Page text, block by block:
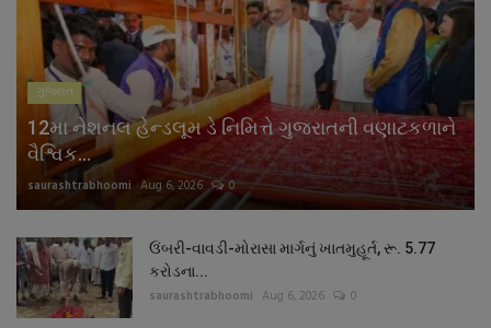
નાણાંકીય સમાચાર
સ્થાનિક સમાચાર
સ્પોર્ટ્સ
રાશિફળ
ગુનાખોરી
બોલિવૂડ
ગુજરાત
12મા નેશનલ હેન્ડલૂમ ડે નિમિત્તે ગુજરાતની વણાટકળાને
વૈશ્વિક...
saurashtrabhoomi Aug 6, 2026 0
ઉંબરી-વાવડી-મોરાસા માર્ગનું ખાતમુહૂર્ત, રૂ. 5.77
કરોડના...
saurashtrabhoomi Aug 6, 2026 0